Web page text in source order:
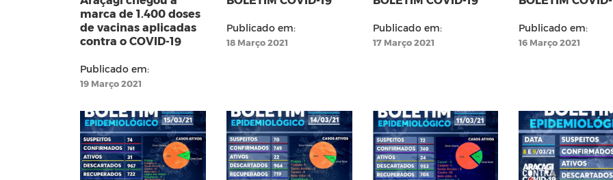
marca de 1.400 doses
de vacinas aplicadas
contra o COVID-19
Publicado em:
19 Março 2021
Publicado em:
18 Março 2021
Publicado em:
17 Março 2021
Publicado em:
16 Março 2021